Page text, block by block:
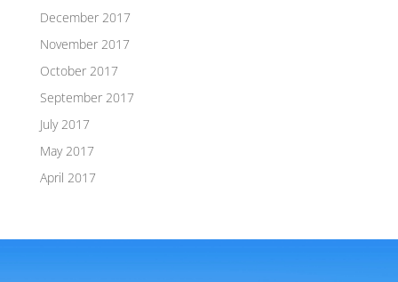
December 2017
November 2017
October 2017
September 2017
July 2017
May 2017
April 2017